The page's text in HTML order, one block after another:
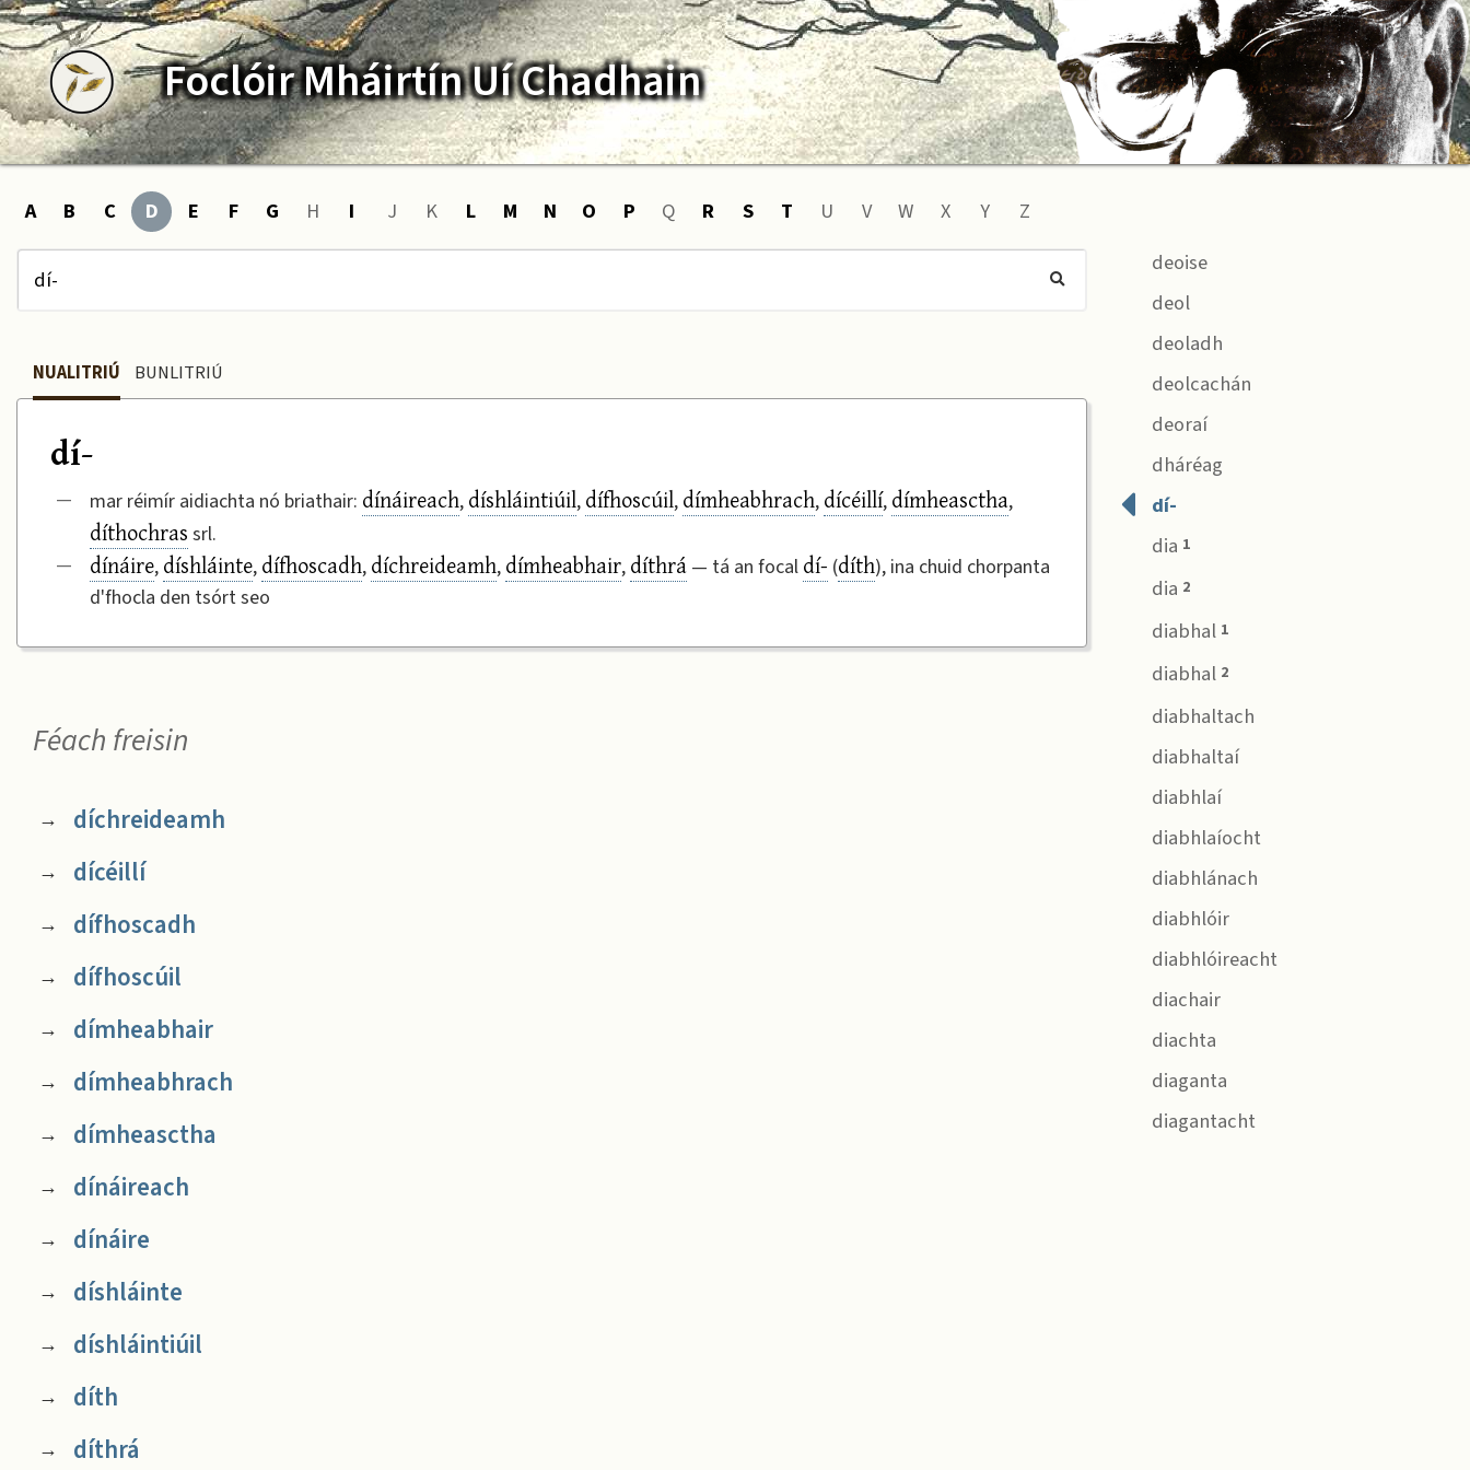
FoclóirMháirtínUí Chadhain
A B C D E F G H I J K L M N O P Q R S T U V W X Y Z
NUALITRIÚ BUNLITRIÚ
dí-
— mar réimír aidiachta nó briathair: dínáireach, díshláintiúil, dífhoscúil, dímheabhrach, dícéillí, dímheasctha,
díthochras srl.
—
dínáire, díshláinte, dífhoscadh, díchreideamh, dímheabhair, díthrá — tá an focal dí- (díth), ina chuid chorpanta
d'fhocla den tsórt seo
Féach freisin
→ díchreideamh
→ dícéillí
→ dífhoscadh
→ dífhoscúil
→ dímheabhair
→ dímheabhrach
→ dímheasctha
→ dínáireach
→ dínáire
→ díshláinte
→ díshláintiúil
→ díth
→ díthrá
deoise
deol
deoladh
deolcachán
deoraí
dháréag
dí-
dia 1
dia 2
diabhal 1
diabhal 2
diabhaltach
diabhaltaí
diabhlaí
diabhlaíocht
diabhlánach
diabhlóir
diabhlóireacht
diachair
diachta
diaganta
diagantacht